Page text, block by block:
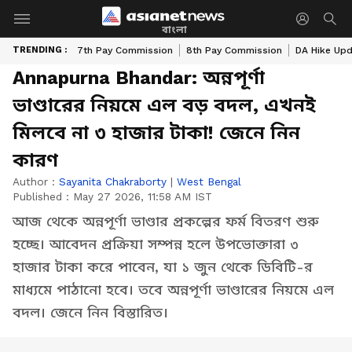
বাংলা
TRENDING : 7th Pay Commission 8th Pay Commission DA Hike
Annapurna Bhandar: অন্নপূর্ণা
ভাণ্ডারের নিয়মে এল বড় বদল, এখনই
মিলবে না ৩ হাজার টাকা! জেনে নিন
কারণ
Author : Sayanita Chakraborty | West Bengal
Published : May 27 2026, 11:58 AM IST
আজ থেকে অন্নপূর্ণা ভাণ্ডার প্রকল্পের ফর্ম বিতরণ শুরু
হচ্ছে। আবেদন প্রক্রিয়া সম্পন্ন হলে উপভোক্তারা ৩
হাজার টাকা করে পাবেন, যা ১ জুন থেকে ডিবিটি-র
মাধ্যমে পাঠানো হবে। তবে অন্নপূর্ণা ভাণ্ডারের নিয়মে এল
বদল। জেনে নিন বিস্তারিত।